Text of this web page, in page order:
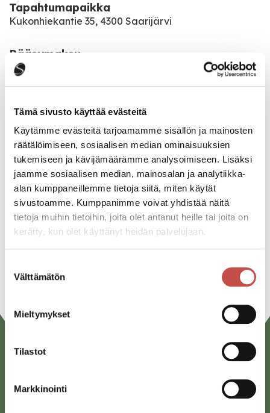
Tämä sivusto käyttää evästeitä
Käytämme evästeitä tarjoamamme sisällön ja mainosten
räätälöimiseen, sosiaalisen median ominaisuuksien
tukemiseen ja kävijämäärämme analysoimiseen. Lisäksi
jaamme sosiaalisen median, mainosalan ja analytiikka-
alan kumppaneillemme tietoja siitä, miten käytät
sivustoamme. Kumppanimme voivat yhdistää näitä
tietoja muihin tietoihin, joita olet antanut heille tai joita on
kerätty, kun olet käyttänyt heidän palvelujaan.
valinta
Välttämätön
Mieltymykset
Tilastot
Markkinointi
Tapahtumapaikka
Kukonhiekantie 35, 4300 Saarijärvi
Pääsymaksu
20€
Katso kaikki tapahtumat
Jaa tapahtuma:
Facebook
Linkedin